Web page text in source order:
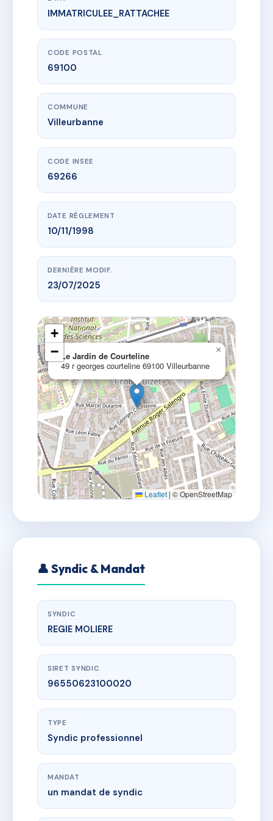
www.vme.plus/AC6663546
Le Jardin de Courteline
49 r georges courteline
IMMATRICULEE_RATTACHEE
CODE POSTAL
69100
COMMUNE
Villeurbanne
CODE INSEE
69266
DATE RÈGLEMENT
10/11/1998
DERNIÈRE MODIF.
23/07/2025
Le Jardin de Courteline
49 r georges courteline 69100 Villeurbanne
×
+
−
Leaflet | © OpenStreetMap
👤 Syndic & Mandat
SYNDIC
REGIE MOLIERE
SIRET SYNDIC
96550623100020
TYPE
Syndic professionnel
MANDAT
un mandat de syndic